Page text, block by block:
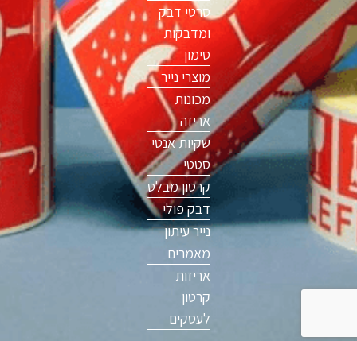
סרטי דבק
ומדבקות
סימון
מוצרי נייר
מכונות
אריזה
שקיות אנטי
סטטי
קרטון מבלט
דבק פולי
נייר עיתון
מאמרים
אריזות
קרטון
לעסקים